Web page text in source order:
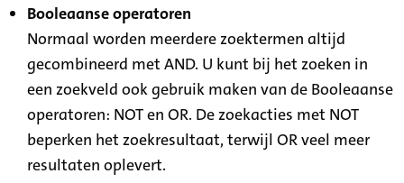
Booleaanse operatoren
Normaal worden meerdere zoektermen altijd
gecombineerd met AND. U kunt bij het zoeken in
een zoekveld ook gebruik maken van de Booleaanse
operatoren: NOT en OR. De zoekacties met NOT
beperken het zoekresultaat, terwijl OR veel meer
resultaten oplevert.